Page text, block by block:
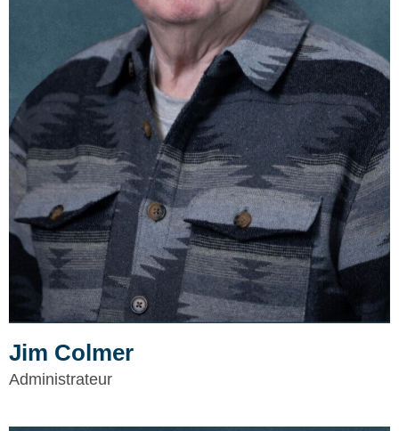
Jim Colmer
Administrateur